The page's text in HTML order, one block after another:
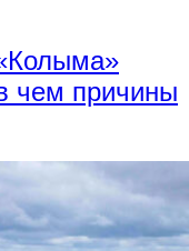
чем причины